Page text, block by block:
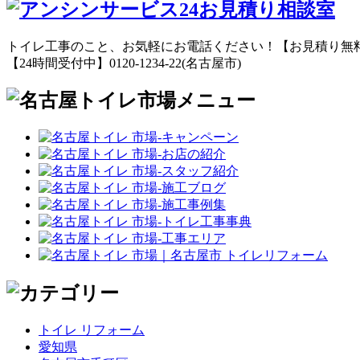
トイレ工事のこと、お気軽にお電話ください！【お見積り無
【24時間受付中】0120-1234-22(名古屋市)
トイレ リフォーム
愛知県